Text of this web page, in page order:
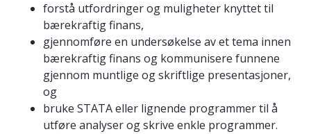
forstå utfordringer og muligheter knyttet til
bærekraftig finans,
gjennomføre en undersøkelse av et tema innen
bærekraftig finans og kommunisere funnene
gjennom muntlige og skriftlige presentasjoner,
og
bruke STATA eller lignende programmer til å
utføre analyser og skrive enkle programmer.